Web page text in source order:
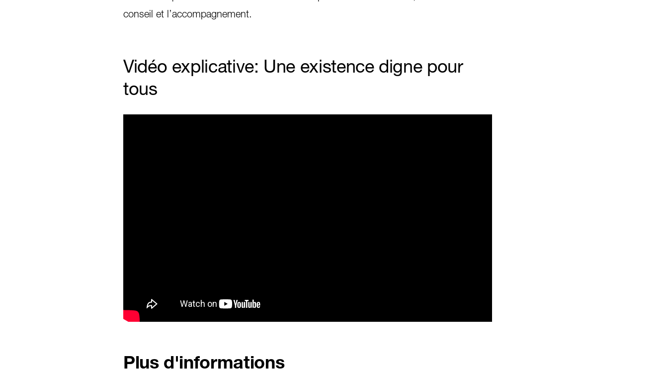
conseil et l’accompagnement.
Vidéo explicative: Une existence digne pour
tous
Plus d'informations